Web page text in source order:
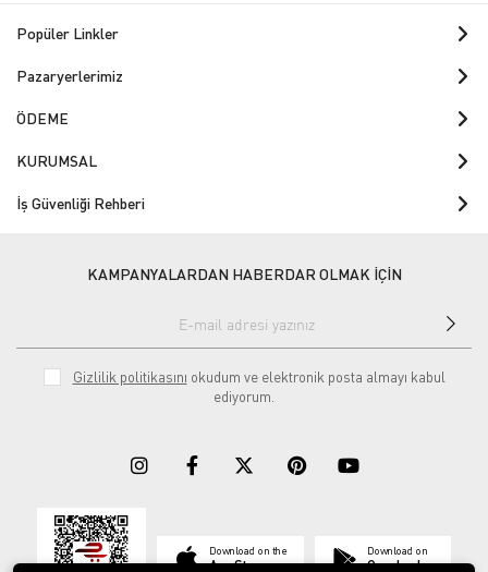
Popüler Linkler
Pazaryerlerimiz
ÖDEME
KURUMSAL
İş Güvenliği Rehberi
KAMPANYALARDAN HABERDAR OLMAK İÇİN
Gizlilik politikasını okudum ve elektronik posta almayı kabul
ediyorum.
Download on the
App Store
Download on
Google play